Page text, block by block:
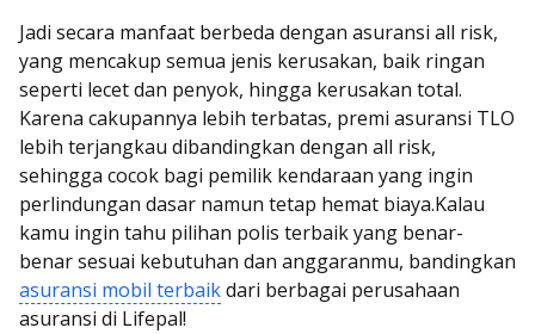
Jadi secara manfaat berbeda dengan asuransi all risk,
yang mencakup semua jenis kerusakan, baik ringan
seperti lecet dan penyok, hingga kerusakan total.
Karena cakupannya lebih terbatas, premi asuransi TLO
lebih terjangkau dibandingkan dengan all risk,
sehingga cocok bagi pemilik kendaraan yang ingin
perlindungan dasar namun tetap hemat biaya.Kalau
kamu ingin tahu pilihan polis terbaik yang benar-
benar sesuai kebutuhan dan anggaranmu, bandingkan
asuransi mobil terbaikdari berbagai perusahaan
asuransi di Lifepal!